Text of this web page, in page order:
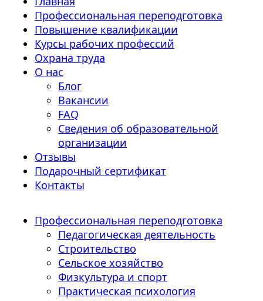
Профессиональная переподготовка
Повышение квалификации
Курсы рабочих профессий
Охрана труда
О нас
Блог
Вакансии
FAQ
Сведения об образовательной
организации
Отзывы
Подарочный сертификат
Контакты
Профессиональная переподготовка
Педагогическая деятельность
Строительство
Сельское хозяйство
Физкультура и спорт
Практическая психология